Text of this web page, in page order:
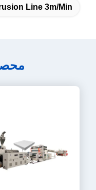
Line 3m/Min